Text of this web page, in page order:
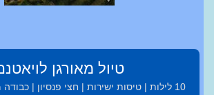
טיול מאורגן
10 לילות | טיסות ישירות | חצי פנסיון | כבודה מלאה | כולל ויזה